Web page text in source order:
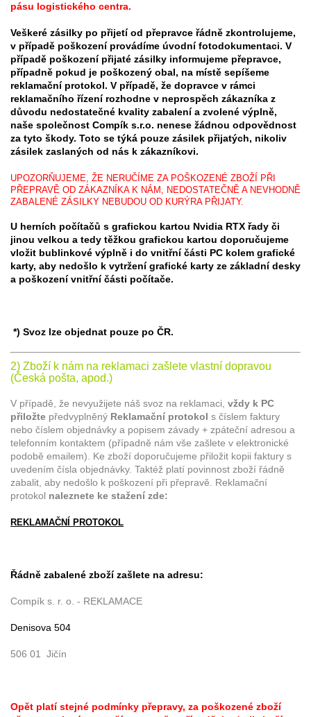
pásu logistického centra.
Veškeré zásilky po přijetí od přepravce řádně zkontrolujeme,
v případě poškození provádíme úvodní fotodokumentaci. V
případě poškození přijaté zásilky informujeme přepravce,
případně pokud je poškozený obal, na místě sepíšeme
reklamační protokol. V případě, že dopravce v rámci
reklamačního řízení rozhodne v neprospěch zákazníka z
důvodu nedostatečné kvality zabalení a zvolené výplně,
naše společnost Compík s.r.o. nenese žádnou odpovědnost
za tyto škody. Toto se týká pouze zásilek přijatých, nikoliv
zásilek zaslaných od nás k zákazníkovi.
UPOZORŇUJEME, ŽE NERUČÍME ZA POŠKOZENÉ ZBOŽÍ PŘI
PŘEPRAVĚ OD ZÁKAZNÍKA K NÁM, NEDOSTATEČNĚ A NEVHODNĚ
ZABALENÉ ZÁSILKY NEBUDOU OD KURÝRA PŘIJATY.
U herních počítačů s grafickou kartou Nvidia RTX řady či
jinou velkou a tedy těžkou grafickou kartou doporučujeme
vložit bublinkové výplně i do vnitřní části PC kolem grafické
karty, aby nedošlo k vytržení grafické karty ze základní desky
a poškození vnitřní části počítače.
*) Svoz lze objednat pouze po ČR.
2) Zboží k nám na reklamaci zašlete vlastní dopravou
(Česká pošta, apod.)
V případě, že nevyužijete náš svoz na reklamaci, vždy k PC
přiložte předvyplněný Reklamační protokol s číslem faktury
nebo číslem objednávky a popisem závady + zpáteční adresou a
telefonním kontaktem (případně nám vše zašlete v elektronické
podobě emailem). Ke zboží doporučujeme přiložit kopii faktury s
uvedením čísla objednávky. Taktéž platí povinnost zboží řádně
zabalit, aby nedošlo k poškození při přepravě. Reklamační
protokol naleznete ke stažení zde:
REKLAMAČNÍ PROTOKOL
Řádně zabalené zboží zašlete na adresu:
Compík s. r. o. - REKLAMACE
Denisova 504
506 01 Jičín
Opět platí stejné podmínky přepravy, za poškozené zboží